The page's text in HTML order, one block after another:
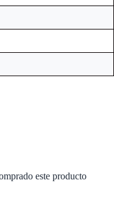
este producto